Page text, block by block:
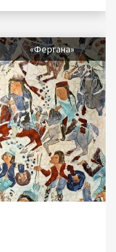
«Фергана»